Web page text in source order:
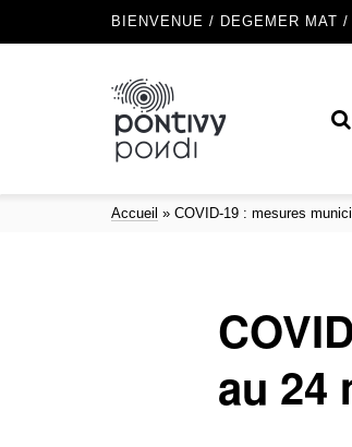
BIENVENUE / DEGEMER MAT /
Accueil » COVID-19 : mesures
au 24